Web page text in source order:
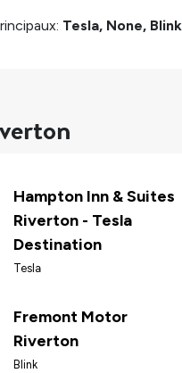
Tesla, None, Blink
Hampton Inn & Suites
Riverton - Tesla
Destination
Tesla
Fremont Motor
Riverton
Blink